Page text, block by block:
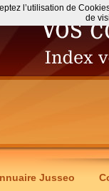
Jusseo
l’utilisation de
de